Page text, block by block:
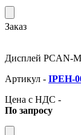
Заказ
Дисплей PCAN-
Артикул - IPEH-
Цена с НДС -
По запросу